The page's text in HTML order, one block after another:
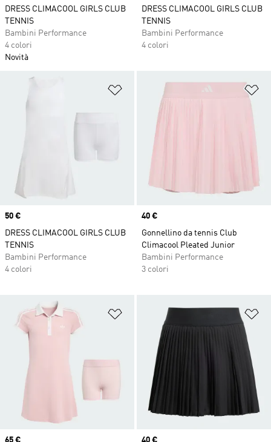
DRESS CLIMACOOL GIRLS CLUB
TENNIS
Bambini Performance
4 colori
Novità
DRESS CLIMACOOL GIRLS CLUB
TENNIS
Bambini Performance
4 colori
Aggiungi alla lista dei desideri
Price
50 €
DRESS CLIMACOOL GIRLS CLUB
TENNIS
Bambini Performance
4 colori
Price
40 €
Gonnellino da tennis Club
Climacool Pleated Junior
Bambini Performance
3 colori
Aggiungi alla lista dei desideri
Price
65 €
Price
40 €